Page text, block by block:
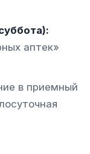
аптек»
в приемный